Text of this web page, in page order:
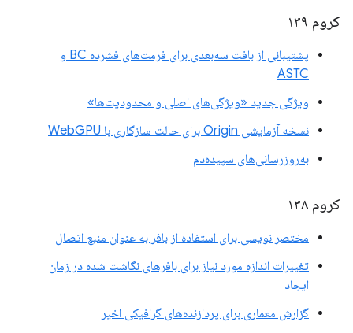
کروم ۱۳۹
پشتیبانی از بافت سه‌بعدی برای فرمت‌های فشرده BC و
ASTC
ویژگی جدید «ویژگی‌های اصلی و محدودیت‌ها»
نسخه آزمایشی Origin برای حالت سازگاری با WebGPU
به‌روزرسانی‌های سپیده‌دم
کروم ۱۳۸
مختصر نویسی برای استفاده از بافر به عنوان منبع اتصال
تغییرات اندازه مورد نیاز برای بافرهای نگاشت شده در زمان
ایجاد
گزارش معماری برای پردازنده‌های گرافیکی اخیر